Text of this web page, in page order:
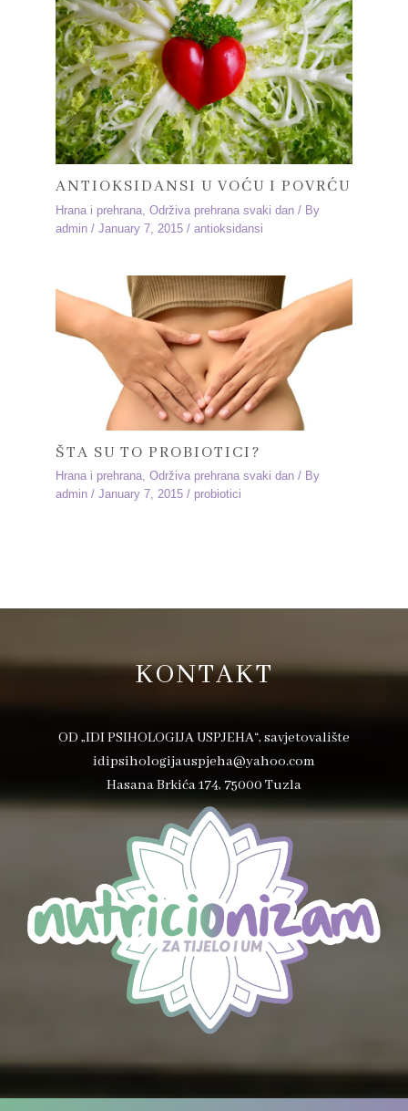
ANTIOKSIDANSI U VOĆU I POVRĆU
Hrana i prehrana ,Održiva prehrana svaki dan / By
admin/January 7, 2015/antioksidansi
ŠTA SU TO PROBIOTICI?
Hrana i prehrana,Održiva prehrana svaki dan / By
admin/January 7, 2015/ probiotici
KONTAKT
OD „IDI PSIHOLOGIJA USPJEHA“, savjetovalište
idipsihologijauspjeha@yahoo.com
Hasana Brkića 174, 75000 Tuzla